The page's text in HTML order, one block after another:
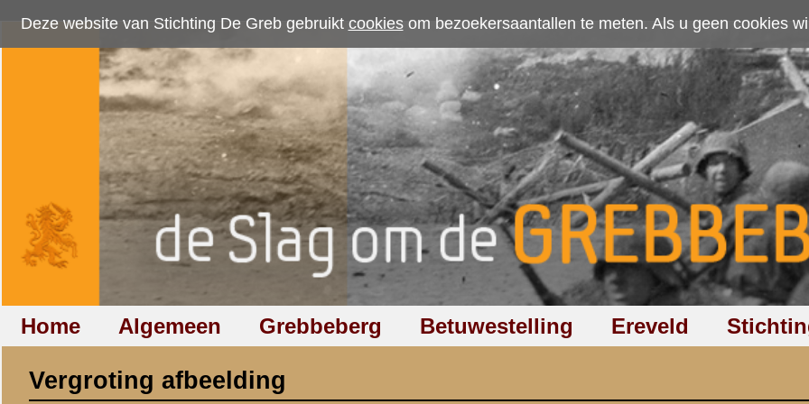
Deze website van Stichting De Greb gebruikt cookies om bezoekersaantallen te meten. Als u geen cookies wilt toestaan kunt u hier klikken Accepteer cookies
Home Algemeen Grebbeberg Betuwestelling Ereveld Stichting Discussiegroep Zoeken
Vergroting afbeelding